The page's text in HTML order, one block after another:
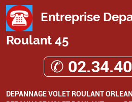
Entreprise
Roulant 45
✆
DEPANNAGE VOLET ROULANT